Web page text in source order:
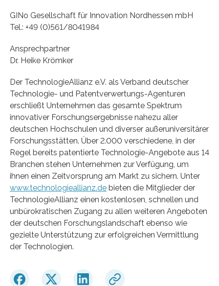
GINo Gesellschaft für Innovation Nordhessen mbH
Tel.: +49 (0)561/8041984
Ansprechpartner
Dr. Heike Krömker
Der TechnologieAllianz e.V. als Verband deutscher
Technologie- und Patentverwertungs-Agenturen
erschließt Unternehmen das gesamte Spektrum
innovativer Forschungsergebnisse nahezu aller
deutschen Hochschulen und diverser außeruniversitärer
Forschungsstätten. Über 2.000 verschiedene, in der
Regel bereits patentierte Technologie-Angebote aus 14
Branchen stehen Unternehmen zur Verfügung, um
ihnen einen Zeitvorsprung am Markt zu sichern. Unter
www.technologieallianz.de bieten die Mitglieder der
TechnologieAllianz einen kostenlosen, schnellen und
unbürokratischen Zugang zu allen weiteren Angeboten
der deutschen Forschungslandschaft ebenso wie
gezielte Unterstützung zur erfolgreichen Vermittlung
der Technologien.